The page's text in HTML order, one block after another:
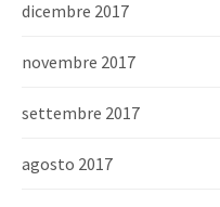
dicembre 2017
novembre 2017
settembre 2017
agosto 2017